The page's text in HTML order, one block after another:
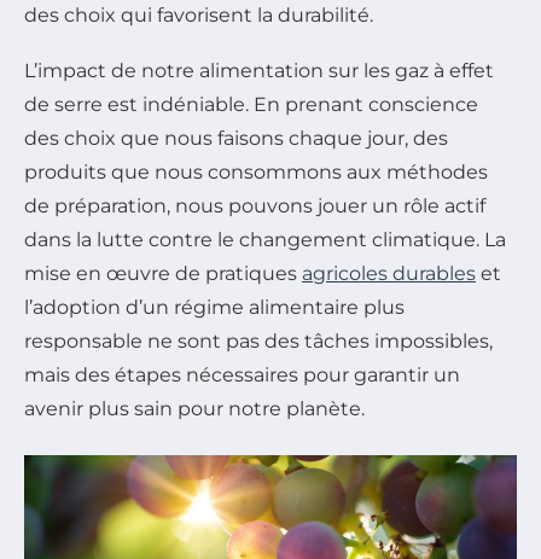
des choix qui favorisent la durabilité.
L’impact de notre alimentation sur les gaz à effet
de serre est indéniable. En prenant conscience
des choix que nous faisons chaque jour, des
produits que nous consommons aux méthodes
de préparation, nous pouvons jouer un rôle actif
dans la lutte contre le changement climatique. La
mise en œuvre de pratiques agricoles durables et
l’adoption d’un régime alimentaire plus
responsable ne sont pas des tâches impossibles,
mais des étapes nécessaires pour garantir un
avenir plus sain pour notre planète.